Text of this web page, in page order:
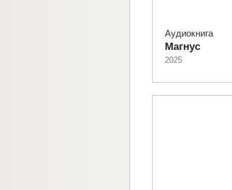
Аудиокнига
Магнус
2025